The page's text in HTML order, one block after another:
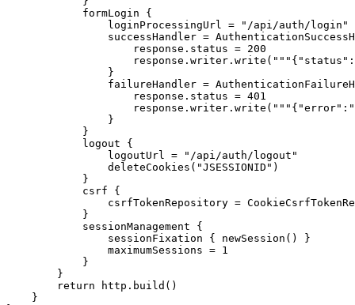
            formLogin {
                loginProcessingUrl = "/api/auth/login"
successHandler =
                    response.status = 200
                }
failureHandler =
                    response.status = 401
                }
            }
            logout {
                logoutUrl = "/api/auth/logout"
                deleteCookies("JSESSIONID")
            }
            csrf {
csrfTokenRepository =
            }
            sessionManagement {
                sessionFixation { newSession() }
                maximumSessions = 1
            }
        }
        return http.build()
    }